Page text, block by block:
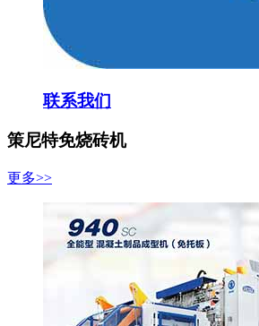
联系我们
策尼特免烧砖机
更多>>